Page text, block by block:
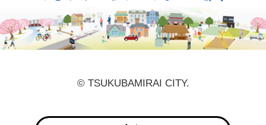
© TSUKUBAMIRAI CITY.